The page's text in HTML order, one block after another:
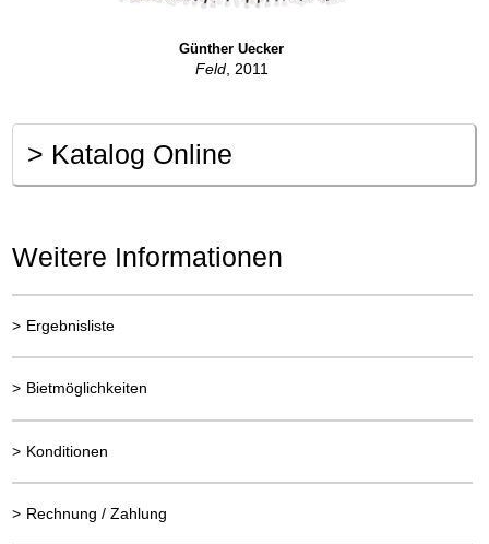
Günther Uecker
Feld, 2011
> Katalog Online
Weitere Informationen
> Ergebnisliste
> Bietmöglichkeiten
> Konditionen
> Rechnung / Zahlung